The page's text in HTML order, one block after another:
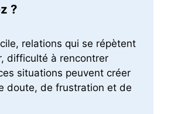
?
relations qui se répètent
difficulté à rencontrer
situations peuvent créer
doute, de frustration et de